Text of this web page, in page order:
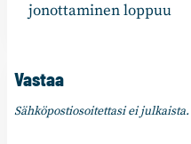
jonottaminen loppuu
Vastaa
Sähköpostiosoitettasi ei julkaista.